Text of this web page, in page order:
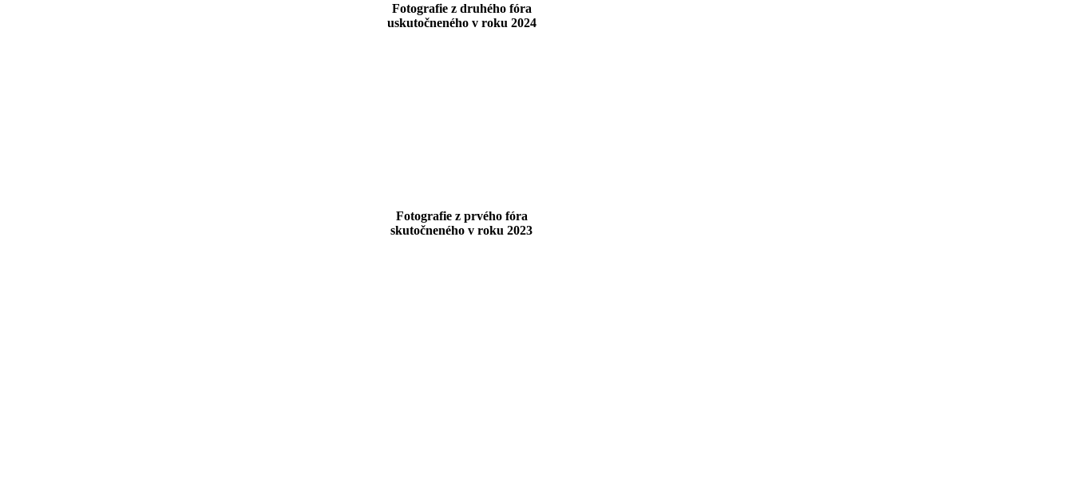
Fotografie z druhého fóra
uskutočneného v roku 2024
Fotografie z prvého fóra
skutočneného v roku 2023